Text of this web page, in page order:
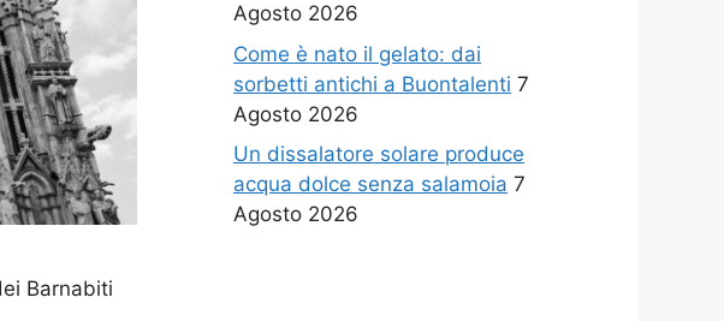
Barnabiti
Agosto 2026
Come è nato il gelato: dai
sorbetti antichi a Buontalenti 7
Agosto 2026
Un dissalatore solare produce
acqua dolce senza salamoia 7
Agosto 2026